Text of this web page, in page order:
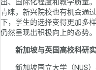
出、国际化程度和教学质量
青睐，新兴院校也有机会通
下，学生的选择变得更加多
仍然呈现出积极向上的态势。
新加坡与英国高校科研实
新加坡国立大学（NUS）